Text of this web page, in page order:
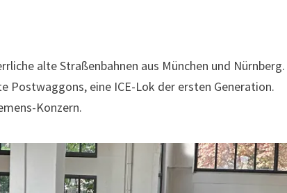
alte Straßenbahnen aus München und Nürnberg.
Postwaggons, eine ICE-Lok der ersten Generation.
Konzern.